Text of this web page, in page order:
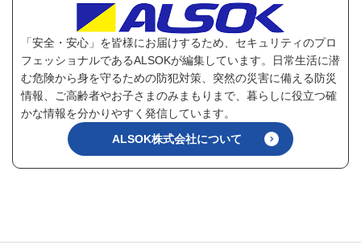
「安全・安心」を皆様にお届けするため、セキュリティのプロ
フェッショナルであるALSOKが編集しています。日常生活に潜
む危険から身を守るための防犯対策、突然の災害に備える防災
情報、ご高齢者やお子さまのみまもりまで、暮らしに役立つ確
かな情報を分かりやすく発信しています。
ALSOK株式会社について